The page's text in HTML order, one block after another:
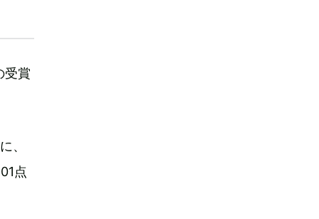
受賞
、
点